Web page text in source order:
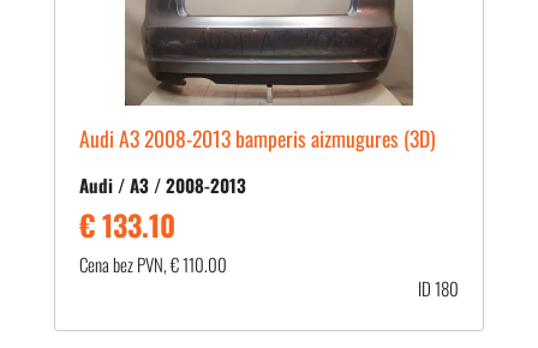
Audi A3 2008-2013 bamperis aizmugures (3D)
Audi / A3 / 2008-2013
€ 133.10
Cena bez PVN, € 110.00
ID 180